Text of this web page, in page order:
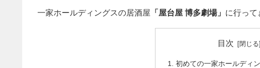
一家ホールディングスの居酒屋 「屋台屋 博多劇場」 に行って
目次
初めての一家ホールディ